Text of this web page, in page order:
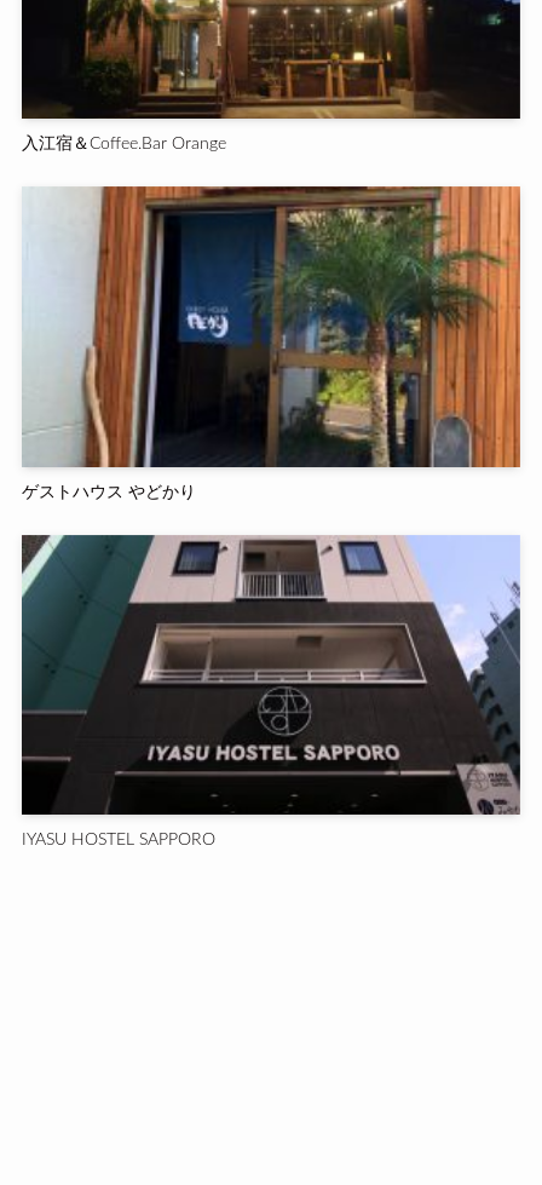
入江宿＆Coffee.Bar Orange
ゲストハウス やどかり
IYASU HOSTEL SAPPORO